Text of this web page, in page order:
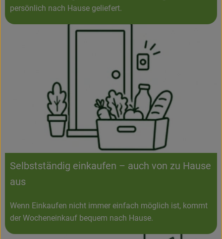
persönlich nach Hause geliefert.
Selbstständig einkaufen – auch von zu Hause
aus
Wenn Einkaufen nicht immer einfach möglich ist, kommt
der Wocheneinkauf bequem nach Hause.